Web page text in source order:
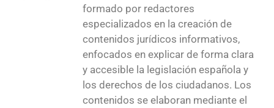
formado por redactores
especializados en la creación de
contenidos jurídicos informativos,
enfocados en explicar de forma clara
y accesible la legislación española y
los derechos de los ciudadanos. Los
contenidos se elaboran mediante el